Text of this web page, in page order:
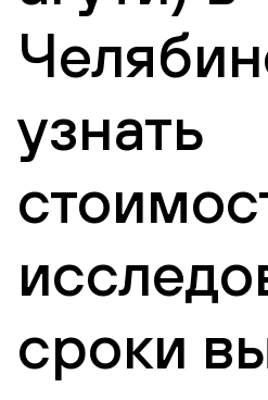
узнать
сроки